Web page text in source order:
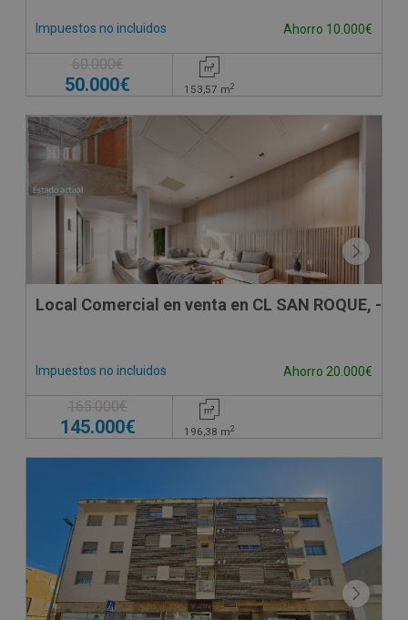
Impuestos no incluidos Ahorro 10.000€
60.000€
50.000€ 153,57 m2
Local Comercial en venta en CL SAN ROQUE, -
Impuestos no incluidos Ahorro 20.000€
165.000€
145.000€ 196,38 m2